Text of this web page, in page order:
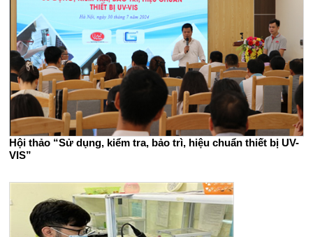
Hội thảo “Sử dụng, kiểm tra, bảo trì, hiệu chuẩn thiết bị UV-
VIS”